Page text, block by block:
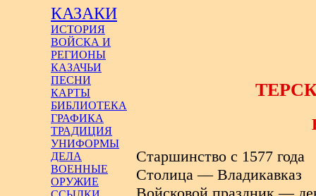
КАЗАКИ
ИСТОРИЯ
ВОЙСКА И
РЕГИОНЫ
КАЗАЧЬИ
ПЕСНИ
КАРТЫ
БИБЛИОТЕКА
ГРАФИКА
ТРАДИЦИЯ
УНИФОРМЫ
ДЕЛА
ВОЕННЫЕ
ОРУЖИЕ
Старшинство с 1577 года
Столица — Владикавказ